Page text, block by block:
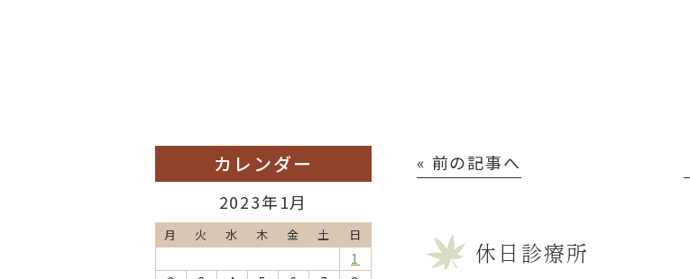
« 前の記事へ
休日診療所
カレンダー
2023年1月
月 火 水 木 金 土 日
1